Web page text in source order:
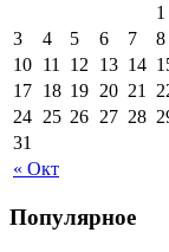
« Окт
1
3
4 5 6 7 8
10 11 12 13 14
17 18 19 20 21
24 25 26 27 28
31
Популярное